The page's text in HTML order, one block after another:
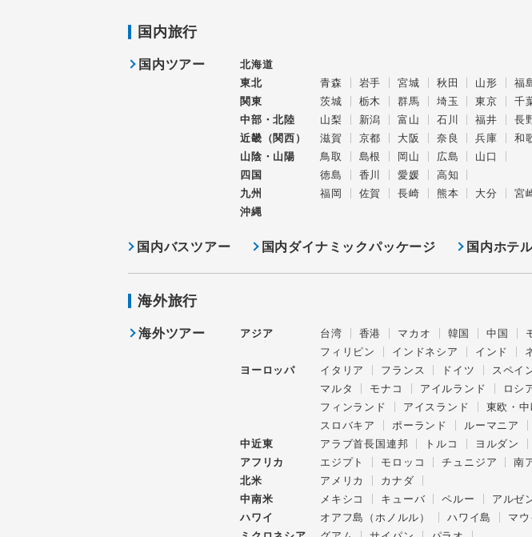
国内旅行
国内ツアー
北海道
東北
青森 岩手 宮城 秋田 山形
福
関東
茨城 栃木 群馬 埼玉 東京 千
中部・北陸
山梨 新潟 富山 石川 福井 長
近畿（関西）
滋賀 京都 大阪 奈良 兵庫
和
山陰・山陽
鳥取 島根 岡山 広島
山口
四国
徳島 香川 愛媛
高知
九州
福岡 佐賀 長崎 熊本 大分 宮
沖縄
国内バスツアー 国内ダイナミックパッケージ 国内ホテ
海外旅行
海外ツアー アジア 台湾 香港 マカオ 韓国 中国
フィリピン
インドネシア インド
ヨーロッパ
イタリア フランス ドイツ スペイ
マルタ
モナコ アイルランド ロシ
フィンランド
アイスランド 東欧・中
スロバキア
ポーランド ルーマニア
中近東
アラブ首長国連邦 トルコ ヨルダン
アフリカ
エジプト モロッコ チュニジア 南
北米
アメリカ
カナダ
中南米
メキシコ キューバ ペルー アルゼ
ハワイ
オアフ島（ホノルル） ハワイ島 マ